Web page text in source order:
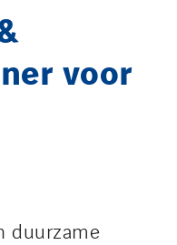
voor
duurzame